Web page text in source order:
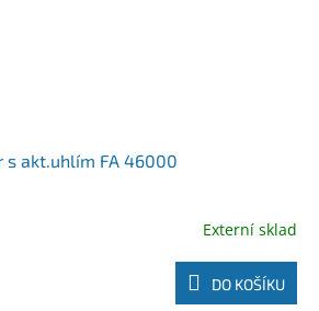
s akt.uhlím FA 46000
Externí sklad
DO KOŠÍKU